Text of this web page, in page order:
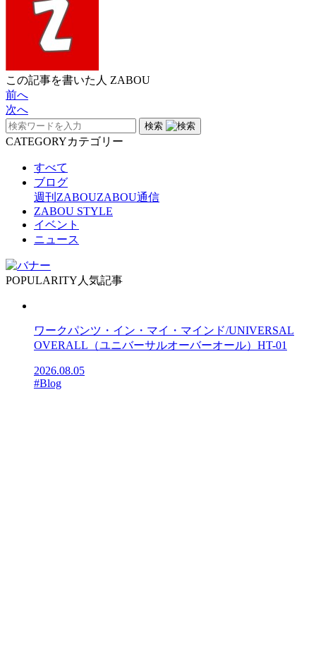
この記事を書いた人 ZABOU
前へ
次へ
検索
CATEGORYカテゴリー
すべて
ブログ
週刊ZABOUZABOU通信
ZABOU STYLE
イベント
ニュース
POPULARITY 人気記事
ワークパンツ・イン・マイ・マインド/UNIVERSAL
OVERALL（ユニバーサルオーバーオール）HT-01
2026.08.05
#Blog